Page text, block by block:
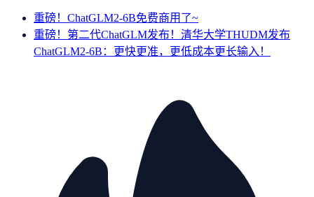
重磅！ChatGLM2-6B免费商用了~
重磅！第二代ChatGLM发布！清华大学THUDM发布
ChatGLM2-6B：更快更准，更低成本更长输入！